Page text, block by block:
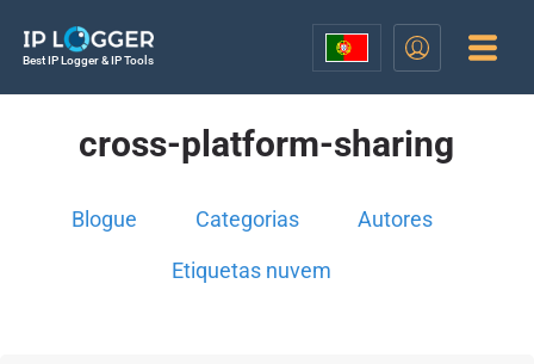
Best IP Logger & IP Tools
cross-platform-sharing
Blogue Categorias Autores
Etiquetas nuvem